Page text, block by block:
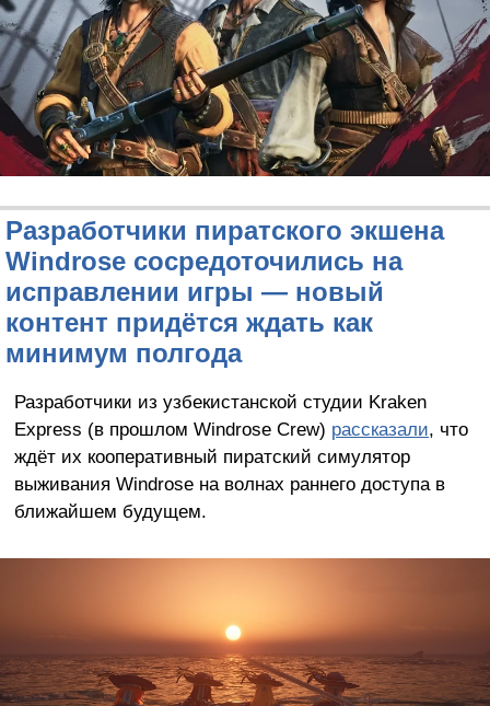
Разработчики пиратского экшена
Windrose сосредоточились на
исправлении игры — новый
контент придётся ждать как
минимум полгода
Разработчики из узбекистанской студии Kraken
Express (в прошлом Windrose Crew) рассказали, что
ждёт их кооперативный пиратский симулятор
выживания Windrose на волнах раннего доступа в
ближайшем будущем.